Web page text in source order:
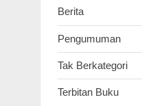
Berita
Pengumuman
Tak Berkategori
Terbitan Buku